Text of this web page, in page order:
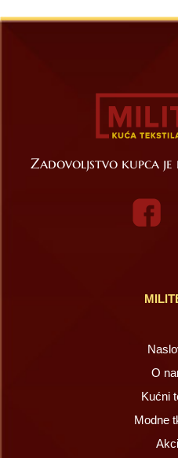
Zadovoljstvo kupca je
O
Kućni
Modne